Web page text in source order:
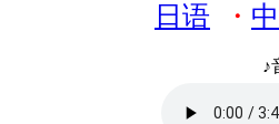
日语 ・
♪